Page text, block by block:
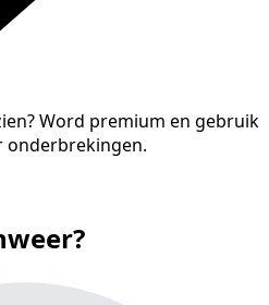
Word premium en gebruik
onderbrekingen.